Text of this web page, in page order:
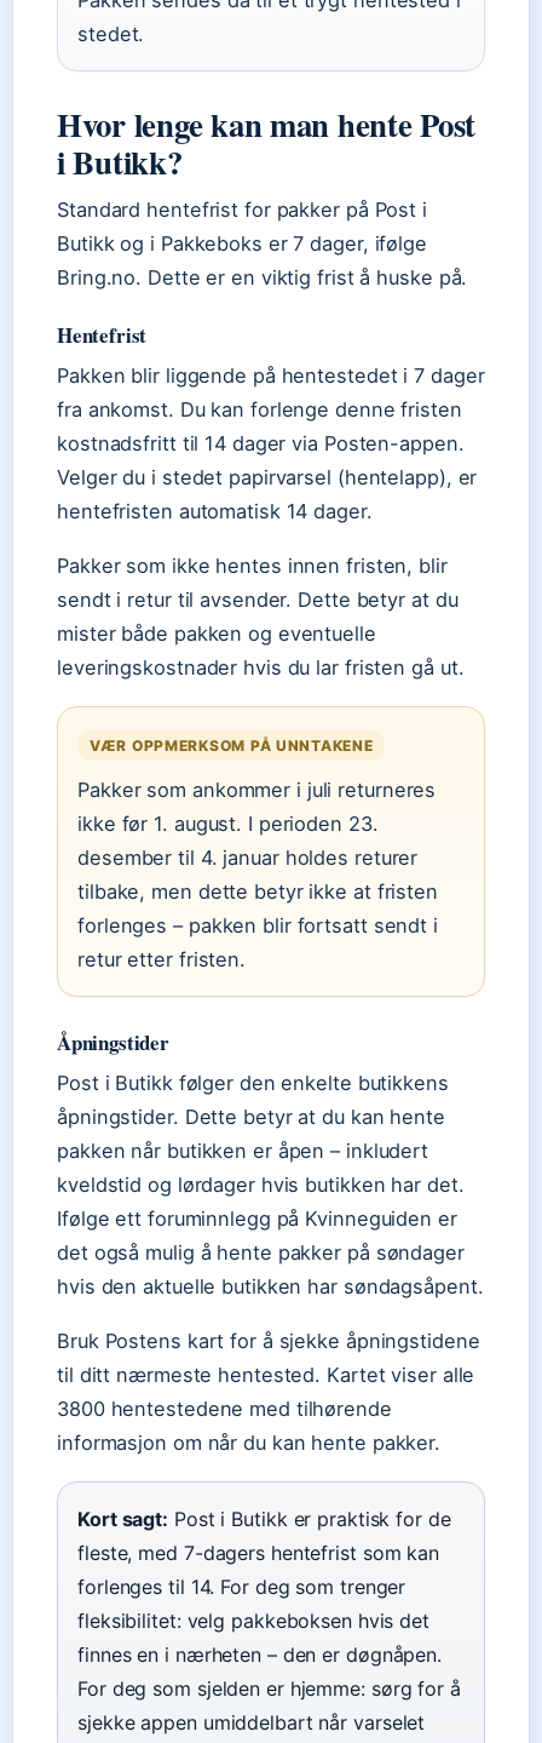
stedet.
Hvor lenge kan man hente Post
i Butikk?
Standard hentefrist for pakker på Post i
Butikk og i Pakkeboks er 7 dager, ifølge
Bring.no. Dette er en viktig frist å huske på.
Hentefrist
Pakken blir liggende på hentestedet i 7 dager
fra ankomst. Du kan forlenge denne fristen
kostnadsfritt til 14 dager via Posten-appen.
Velger du i stedet papirvarsel (hentelapp), er
hentefristen automatisk 14 dager.
Pakker som ikke hentes innen fristen, blir
sendt i retur til avsender. Dette betyr at du
mister både pakken og eventuelle
leveringskostnader hvis du lar fristen gå ut.
VÆR OPPMERKSOM PÅ UNNTAKENE
Pakker som ankommer i juli returneres
ikke før 1. august. I perioden 23.
desember til 4. januar holdes returer
tilbake, men dette betyr ikke at fristen
forlenges – pakken blir fortsatt sendt i
retur etter fristen.
Åpningstider
Post i Butikk følger den enkelte butikkens
åpningstider. Dette betyr at du kan hente
pakken når butikken er åpen – inkludert
kveldstid og lørdager hvis butikken har det.
Ifølge ett foruminnlegg på Kvinneguiden er
det også mulig å hente pakker på søndager
hvis den aktuelle butikken har søndagsåpent.
Bruk Postens kart for å sjekke åpningstidene
til ditt nærmeste hentested. Kartet viser alle
3800 hentestedene med tilhørende
informasjon om når du kan hente pakker.
Kort sagt: Post i Butikk er praktisk for de
fleste, med 7-dagers hentefrist som kan
forlenges til 14. For deg som trenger
fleksibilitet: velg pakkeboksen hvis det
finnes en i nærheten – den er døgnåpen.
For deg som sjelden er hjemme: sørg for å
sjekke appen umiddelbart når varselet